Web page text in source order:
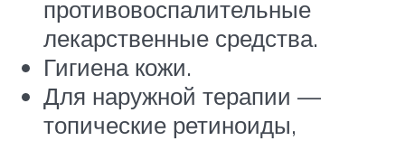
противовоспалительные
лекарственные средства.
Гигиена кожи.
Для наружной терапии —
топические ретиноиды,